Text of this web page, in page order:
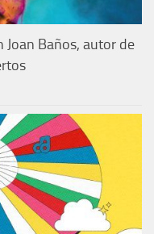
Joan Baños, autor de